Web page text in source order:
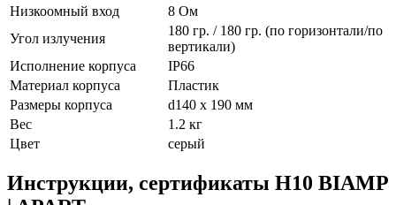
Низкоомный вход
8 Ом
Угол излучения
180 гр. / 180 гр. (по горизонтали/по
вертикали)
Исполнение корпуса
IP66
Материал корпуса
Пластик
Размеры корпуса
d140 х 190 мм
Вес
1.2 кг
Цвет
серый
Инструкции, сертификаты H10 BIAMP